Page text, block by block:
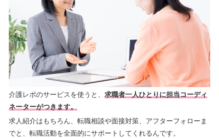
介護レポのサービスを使うと、 求職者一人ひとりに担当コーディ
ネーターがつきます。
求人紹介はもちろん、転職相談や面接対策、アフターフォローま
でと、転職活動を全面的にサポートしてくれるんです。